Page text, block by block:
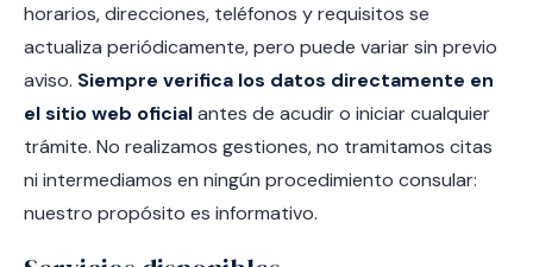
horarios, direcciones, teléfonos y requisitos se
actualiza periódicamente, pero puede variar sin previo
aviso. Siempre verifica los datos directamente en
el sitio web oficialantes de acudir o iniciar cualquier
trámite. No realizamos gestiones, no tramitamos citas
ni intermediamos en ningún procedimiento consular:
nuestro propósito es informativo.